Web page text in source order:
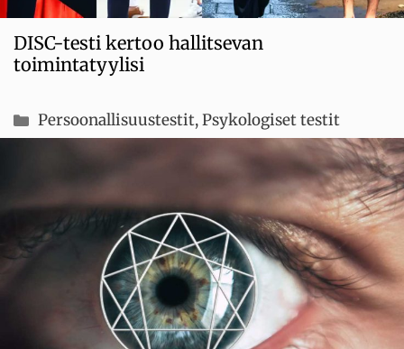
DISC-testi kertoo hallitsevan
toimintatyylisi
Kategoriat
Persoonallisuustestit,Psykologiset testit